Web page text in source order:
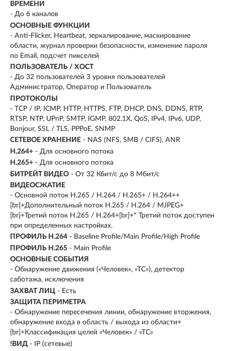
ВРЕМЕНИ
- До 6 каналов
ОСНОВНЫЕ ФУНКЦИИ
- Anti-Flicker, Heartbeat, зеркалирование, маскирование
области, журнал проверки безопасности, изменение пароля
по Email, подсчет пикселей
ПОЛЬЗОВАТЕЛЬ / ХОСТ
- До 32 пользователей 3 уровня пользователей
Администратор, Оператор и Пользователь
ПРОТОКОЛЫ
- TCP / IP, ICMP, HTTP, HTTPS, FTP, DHCP, DNS, DDNS, RTP,
RTSP, NTP, UPnP, SMTP, IGMP, 802.1X, QoS, IPv4, IPv6, UDP,
Bonjour, SSL / TLS, PPPoE, SNMP
СЕТЕВОЕ ХРАНЕНИЕ - NAS (NFS, SMB / CIFS), ANR
H.264+ - Для основного потока
H.265+ - Для основного потока
БИТРЕЙТ ВИДЕО - От 32 Кбит/с до 8 Мбит/с
ВИДЕОСЖАТИЕ
- Основной поток H.265 / H.264 / H.265+ / H.264++
[br]+Дополнительный поток H.265 / H.264 / MJPEG+
[br]+Третий поток H.265 / H.264+[br]+* Третий поток доступен
при определенных настройках.
ПРОФИЛЬ H.264 - Baseline Profile/Main Profile/High Profile
ПРОФИЛЬ H.265 - Main Profile
ОСНОВНЫЕ СОБЫТИЯ
- Обнаружение движения («Человек», «ТС»), детектор
саботажа, исключения
ЗАХВАТ ЛИЦ - Есть
ЗАЩИТА ПЕРИМЕТРА
- Обнаружение пересечения линии, обнаружение вторжения,
обнаружение входа в область / выхода из области+
[br]+Классификация целей «Человек» / «ТС»
!ВИД - IP (сетевые)